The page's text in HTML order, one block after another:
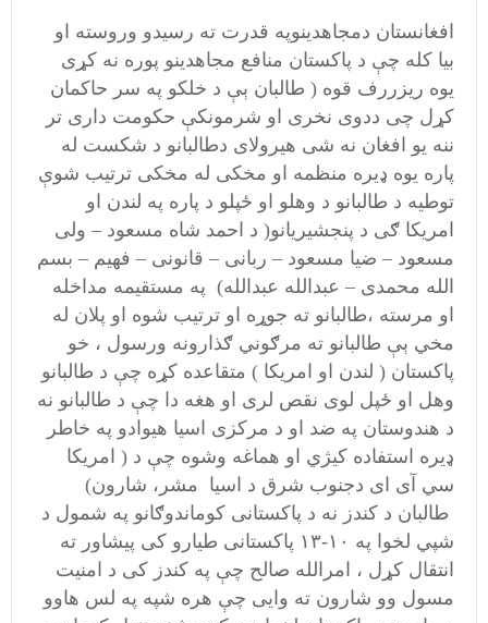
افغانستان دمجاهدینوپه قدرت ته رسیدو وروسته او
بیا کله چې د پاکستان منافع مجاهدینو پوره نه کړی
یوه ریزررف قوه ( طالبان ېې د خلکو په سر حاکمان
کړل چی ددوی نخری او شرمونکې حکومت داری تر
ننه یو افغان نه شی هیرولای دطالبانو د شکست له
پاره یوه ډیره منظمه او مخکی له مخکی ترتیب شوې
توطیه د طالبانو د وهلو او ځپلو د پاره په لندن او
امریکا ګی د پنجشیریانو( د احمد شاه مسعود – ولی
مسعود – ضیا مسعود – ربانی – قانونی – فهیم – بسم
الله محمدی – عبدالله عبدالله) په مستقیمه مداخله
او مرسته ،طالبانو ته جوړه او ترتیب شوه او پلان له
مخي ېې طالبانو ته مرګوني ګذارونه ورسول ، خو
پاکستان ( لندن او امریکا ) متقاعده کړه چې د طالبانو
وهل او ځپل لوی نقص لری او هغه دا چې د طالبانو نه
د هندوستان په ضد او د مرکزی اسیا هیوادو په خاطر
ډیره استفاده کیژي او هماغه وشوه چې د ( امریکا
سي آی ای دجنوب شرق د اسیا مشر، شارون)
طالبان د کندز نه د پاکستانی کوماندوګانو په شمول د
شپي لخوا په ۱۰-۱۳ پاکستانی طیارو کی پیشاور ته
انتقال کړل ، امرالله صالح چې په کندز کی د امنیت
مسول وو شارون ته وایی چې هره شپه په لس هاوو